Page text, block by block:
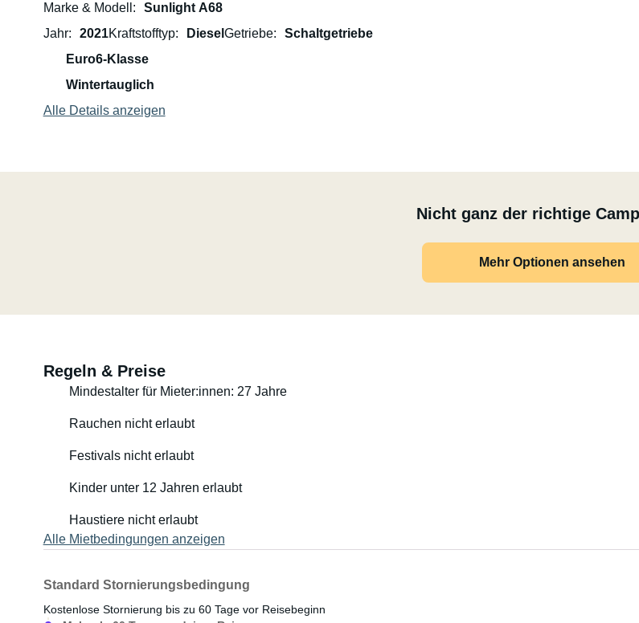
Marke & Modell
Sunlight A68
Jahr
2021Kraftstofftyp Diesel Getriebe
Schaltgetriebe
Euro6-Klasse
Wintertauglich
Alle Details anzeigen
Nicht ganz der richtige
Mehr Optionen ansehen
Regeln & Preise
Mindestalter für Mieter:innen: 27 Jahre
Rauchen nicht erlaubt
Festivals nicht erlaubt
Kinder unter 12 Jahren erlaubt
Haustiere nicht erlaubt
Alle Mietbedingungen anzeigen
Standard Stornierungsbedingung
Kostenlose Stornierung bis zu 60 Tage vor Reisebeginn